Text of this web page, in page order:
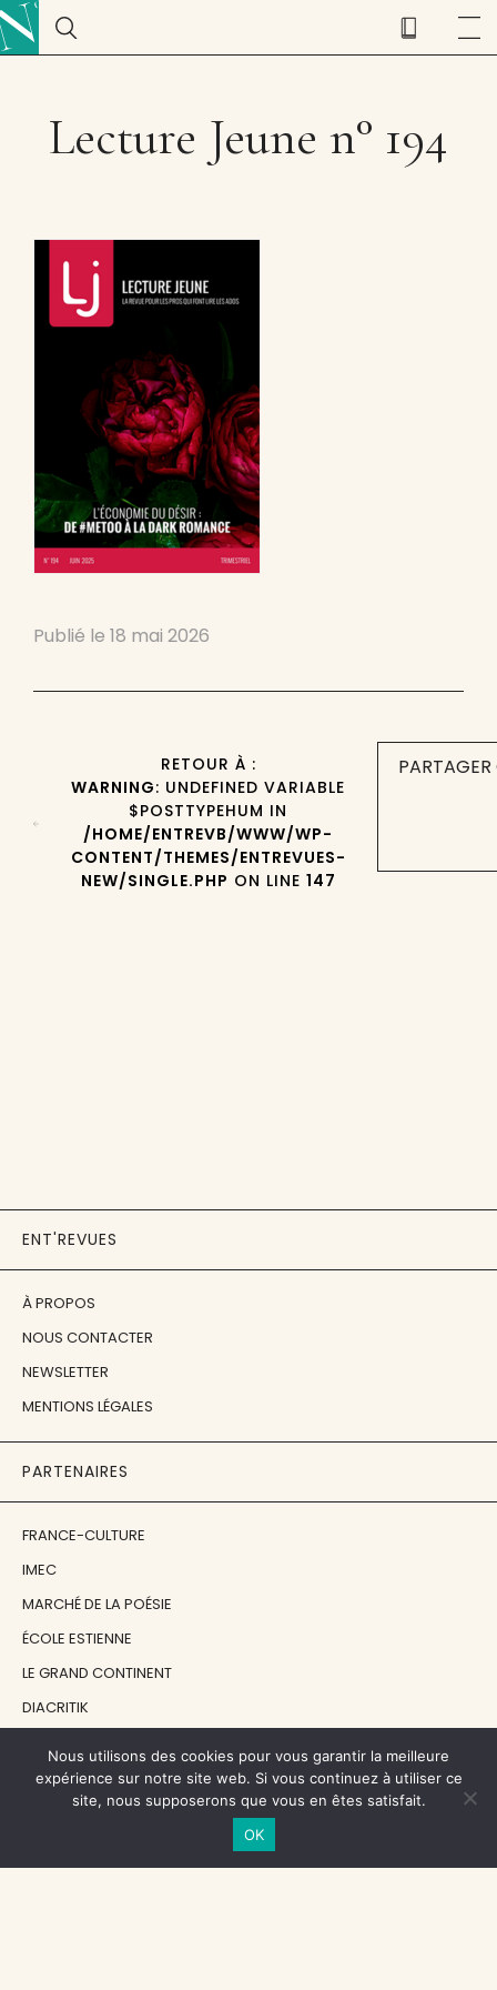
Lecture Jeune n° 194
Publié le 18 mai 2026
RETOUR À :
WARNING: UNDEFINED VARIABLE
$POSTTYPEHUM IN
/HOME/ENTREVB/WWW/WP-
CONTENT/THEMES/ENTREVUES-
NEW/SINGLE.PHP ON LINE 147
ENT'REVUES
À PROPOS
NOUS CONTACTER
NEWSLETTER
MENTIONS LÉGALES
PARTENAIRES
FRANCE-CULTURE
IMEC
MARCHÉ DE LA POÉSIE
ÉCOLE ESTIENNE
LE GRAND CONTINENT
DIACRITIK
NOS SOUTIENS
CENTRE NATIONAL DU LIVRE
Nous utilisons des cookies pour vous garantir la meilleure
expérience sur notre site web. Si vous continuez à utiliser ce
site, nous supposerons que vous en êtes satisfait.
OK